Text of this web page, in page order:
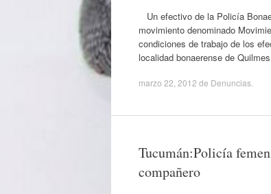
Un efectivo de la Policía
movimiento denominado
condiciones de trabajo de los
localidad bonaerense de
marzo 22, 2012 de Denuncias
Tucumán:Policía
compañero